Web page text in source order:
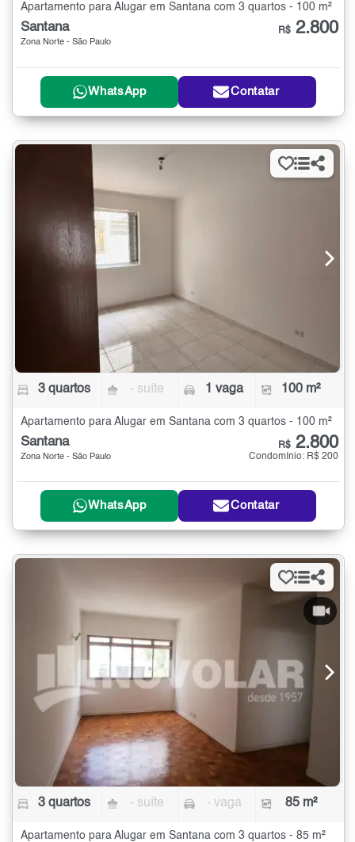
Apartamento para Alugar em Santana com 3 quartos - 100 m²
Santana
Zona Norte - São Paulo
R$ 2.800
WhatsApp Contatar
3 quartos - suíte 1 vaga 100 m²
Apartamento para Alugar em Santana com 3 quartos - 100 m²
Santana
Zona Norte - São Paulo
R$ 2.800
Condomínio: R$ 200
WhatsApp Contatar
3 quartos - suíte - vaga 85 m²
Apartamento para Alugar em Santana com 3 quartos - 85 m²